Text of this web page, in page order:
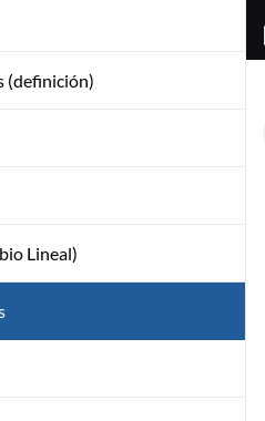
(definición)
Lineal)